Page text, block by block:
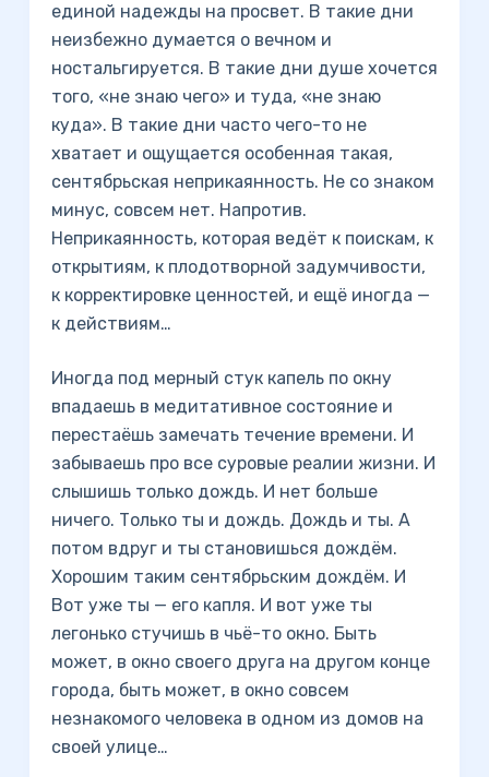
единой надежды на просвет. В такие дни
неизбежно думается о вечном и
ностальгируется. В такие дни душе хочется
того, «не знаю чего» и туда, «не знаю
куда». В такие дни часто чего-то не
хватает и ощущается особенная такая,
сентябрьская неприкаянность. Не со знаком
минус, совсем нет. Напротив.
Неприкаянность, которая ведёт к поискам, к
открытиям, к плодотворной задумчивости,
к корректировке ценностей, и ещё иногда —
к действиям…
Иногда под мерный стук капель по окну
впадаешь в медитативное состояние и
перестаёшь замечать течение времени. И
забываешь про все суровые реалии жизни. И
слышишь только дождь. И нет больше
ничего. Только ты и дождь. Дождь и ты. А
потом вдруг и ты становишься дождём.
Хорошим таким сентябрьским дождём. И
Вот уже ты — его капля. И вот уже ты
легонько стучишь в чьё-то окно. Быть
может, в окно своего друга на другом конце
города, быть может, в окно совсем
незнакомого человека в одном из домов на
своей улице…